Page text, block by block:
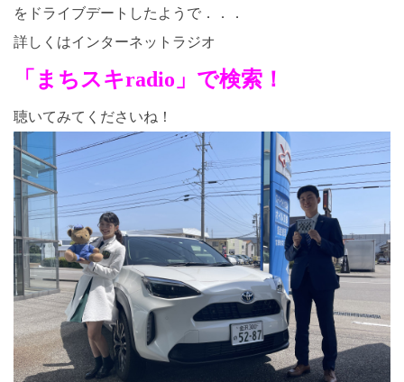
をドライブデートしたようで．．．
詳しくはインターネットラジオ
「まちスキradio」で検索！
聴いてみてくださいね！